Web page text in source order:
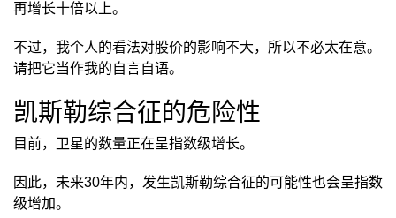
再增长十倍以上。
不过，我个人的看法对股价的影响不大，所以不必太在意。
请把它当作我的自言自语。
凯斯勒综合征的危险性
目前，卫星的数量正在呈指数级增长。
因此，未来30年内，发生凯斯勒综合征的可能性也会呈指数
级增加。